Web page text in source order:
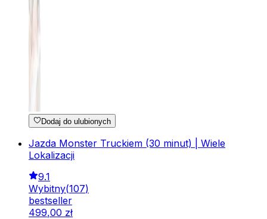
Dodaj do ulubionych
Jazda Monster Truckiem (30 minut) | Wiele
Lokalizacji
9.1
Wybitny(107)
bestseller
499,00 zł